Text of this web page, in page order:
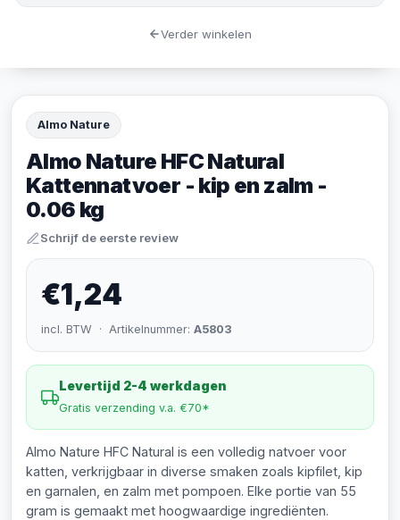
Almo Nature
Almo Nature HFC Natural
Kattennatvoer - kip en zalm -
0.06 kg
Schrijf de eerste review
€1,24
incl. BTW · Artikelnummer: A5803
Levertijd 2-4 werkdagen
Gratis verzending v.a. €70*
Almo Nature HFC Natural is een volledig natvoer voor
katten, verkrijgbaar in diverse smaken zoals kipfilet, kip
en garnalen, en zalm met pompoen. Elke portie van 55
gram is gemaakt met hoogwaardige ingrediënten.
Verder winkelen